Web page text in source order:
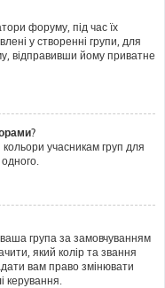
форуму, під час їх
у створенні групи, для
відправивши йому приватне
учасникам груп для
група за замовчуванням
який колір та звання
вам право змінювати
керування.